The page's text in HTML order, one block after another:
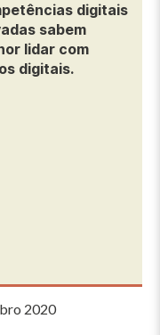
digitais
sabem
lidar com
digitais.
2020